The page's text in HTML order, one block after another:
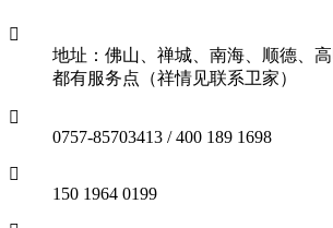
地址：佛山、禅城、南海、顺德、
都有服务点（祥情见联系卫家）
0757-85703413 / 400 189 1698
150 1964 0199